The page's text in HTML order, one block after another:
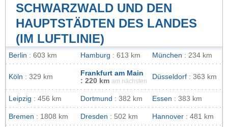
SCHWARZWALD UND DEN
HAUPTSTÄDTEN DES LANDES
(IM LUFTLINIE)
Berlin : 603 km Hamburg : 613 km München : 234 km
Köln : 329 km
Frankfurt am Main
: 220 km am nächsten
Düsseldorf : 363 km
Leipzig : 456 km Dortmund : 382 km Essen : 383 km
Bremen : 1808 km Dresden : 502 km Hannover : 481 km